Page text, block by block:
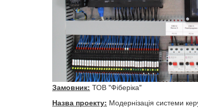
Замовник: ТОВ "Фіберіка"
Назва проекту: Модернізація системи